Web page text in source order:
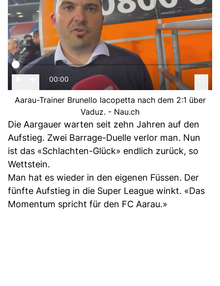
00:00
Aarau-Trainer Brunello Iacopetta nach dem 2:1 über
Vaduz. - Nau.ch
Die Aargauer warten seit zehn Jahren auf den
Aufstieg. Zwei Barrage-Duelle verlor man. Nun
ist das «Schlachten-Glück» endlich zurück, so
Wettstein.
Man hat es wieder in den eigenen Füssen. Der
fünfte Aufstieg in die Super League winkt. «Das
Momentum spricht für den FC Aarau.»